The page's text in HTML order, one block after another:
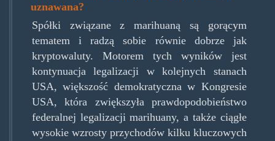
uznawana?
Spółki związane z marihuaną są gorącym
tematem i radzą sobie równie dobrze jak
kryptowaluty. Motorem tych wyników jest
kontynuacja legalizacji w kolejnych stanach
USA, większość demokratyczna w Kongresie
USA, która zwiększyła prawdopodobieństwo
federalnej legalizacji marihuany, a także ciągłe
wysokie wzrosty przychodów kilku kluczowych